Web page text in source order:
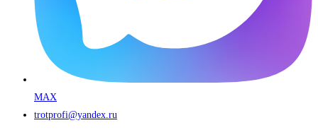
MAX
trotprofi@yandex.ru